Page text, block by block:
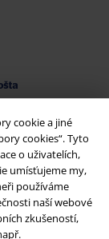
cookie a jiné
cookies“. Tyto
o uživatelích,
umísťujeme my,
používáme
naší webové
zkušeností,
všechny nové